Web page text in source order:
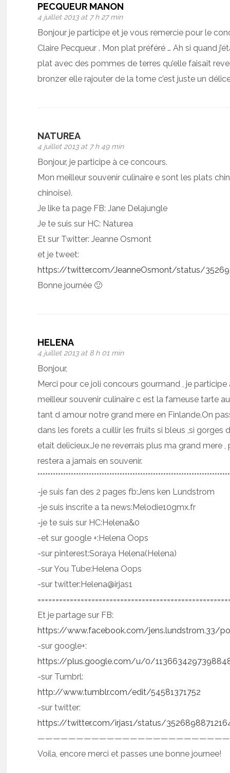
PECQUEUR MANON
4 juillet 2013 at 7 h 27 min
Bonjour je participe et je vous remercie pour le
Claire Pecqueur . Mon plat préféré … Ah si quand
plat avec des pommes de terres qu’elle faisait
bronzer elle rajouter de la tome c’est juste un
NATUREA
4 juillet 2013 at 7 h 49 min
Bonjour, je participe à ce concours.
Mon meilleur souvenir culinaire e sont les plats
chinoise).
Je like ta page FB: Jane Delajungle
Je te suis sur HC: Naturea
Et sur Twitter: Jeanne Osmont
et je tweet:
https://twitter.com/JeanneOsmont/status/
Bonne journée 🙂
HELENA
4 juillet 2013 at 8 h 01 min
Bonjour,
Merci pour ce joli concours gourmand , je
meilleur souvenir culinaire c est la fameuse tarte
tant d amour notre grand mere en Finlande.On
dans les forets a cuillir les fruits si bleus ,si gorges
etait delicieux.Je ne reverrais plus ma grand mere
restera a jamais en souvenir.
-je suis fan des 2 pages fb:Jens ken Lundstrom
-je suis inscrite a ta news:Melodie10gmx.fr
-je te suis sur HC:Helena&0
-et sur google +:Helena Oops
-sur pinterest:Soraya Helena(Helena)
-sur You Tube:Helena Oops
-sur twitter:Helena@irjas1
Et je partage sur FB:
https://www.facebook.com/jens.lundstrom.33/
-sur google+:
https://plus.google.com/u/0/
-sur Tumbrl:
http://www.tumblr.com/edit/54581371752
-sur twitter:
https://twitter.com/irjas1/status/
Voila, encore merci et passes une bonne journee!